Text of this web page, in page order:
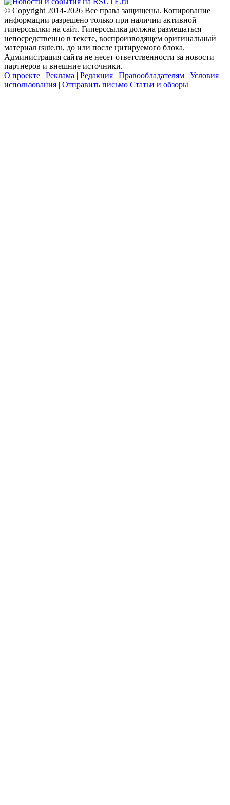
© Copyright 2014-2026 Все права защищены. Копирование
информации разрешено только при наличии активной
гиперссылки на сайт. Гиперссылка должна размещаться
непосредственно в тексте, воспроизводящем оригинальный
материал rsute.ru, до или после цитируемого блока.
Администрация сайта не несет ответственности за новости
партнеров и внешние источники.
О проекте | Реклама | Редакция | Правообладателям | Условия
использования | Отправить письмо Статьи и обзоры